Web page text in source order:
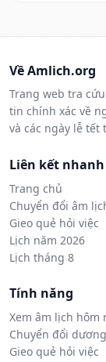
Về Amlich.org
Trang web tra
tin chính xác về
và các ngày lễ tết
Liên kết nhanh
Trang chủ
Chuyển đổi âm
Gieo quẻ hỏi việc
Lịch năm 2026
Lịch tháng 8
Tính năng
Xem âm lịch hôm
Chuyển đổi
Gieo quẻ hỏi việc